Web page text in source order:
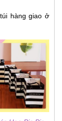
hàng giao ở